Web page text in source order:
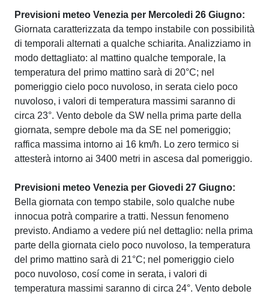
Previsioni meteo Venezia per Mercoledi 26 Giugno:
Giornata caratterizzata da tempo instabile con possibilità
di temporali alternati a qualche schiarita. Analizziamo in
modo dettagliato: al mattino qualche temporale, la
temperatura del primo mattino sarà di 20°C; nel
pomeriggio cielo poco nuvoloso, in serata cielo poco
nuvoloso, i valori di temperatura massimi saranno di
circa 23°. Vento debole da SW nella prima parte della
giornata, sempre debole ma da SE nel pomeriggio;
raffica massima intorno ai 16 km/h. Lo zero termico si
attesterà intorno ai 3400 metri in ascesa dal pomeriggio.
Previsioni meteo Venezia per Giovedi 27 Giugno:
Bella giornata con tempo stabile, solo qualche nube
innocua potrà comparire a tratti. Nessun fenomeno
previsto. Andiamo a vedere piú nel dettaglio: nella prima
parte della giornata cielo poco nuvoloso, la temperatura
del primo mattino sarà di 21°C; nel pomeriggio cielo
poco nuvoloso, cosí come in serata, i valori di
temperatura massimi saranno di circa 24°. Vento debole